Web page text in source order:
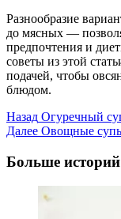
Разнообразие
до мясных —
предпочтения и
советы из этой
подачей, чтобы
блюдом.
Post
Navigation
Назад Огуречный
Далее Овощные супы
Больше историй